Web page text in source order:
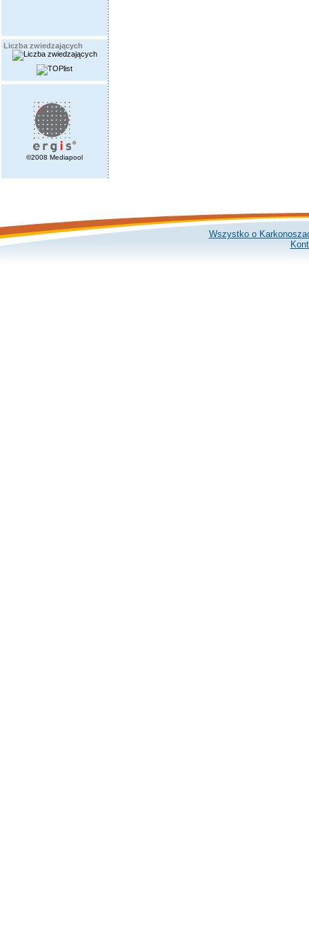
Liczba zwiedzających
©2008 Mediapool
Wszystko o